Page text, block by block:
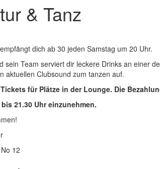
& Tanz
dich ab 30 jeden Samstag um 20 Uhr.
sein Team serviert dir leckere Drinks an einer
aktuellen Clubsound zum tanzen auf.
für Plätze in der Lounge. Die
21.30 Uhr einzunehmen.
12